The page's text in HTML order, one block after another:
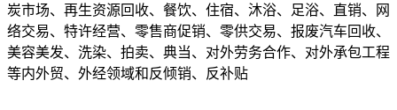
炭市场、再生资源回收、餐饮、住宿、沐浴、足浴、直销、网
络交易、特许经营、零售商促销、零供交易、报废汽车回收、
美容美发、洗染、拍卖、典当、对外劳务合作、对外承包工程
等内外贸、外经领域和反倾销、反补贴